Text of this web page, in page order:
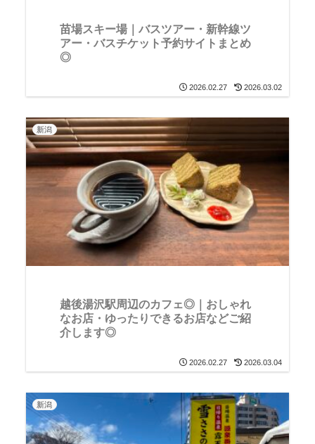
苗場スキー場｜バスツアー・新幹線ツ
アー・バスチケット予約サイトまとめ
◎
2026.02.27 2026.03.02
新潟
越後湯沢駅周辺のカフェ◎｜おしゃれ
なお店・ゆったりできるお店などご紹
介します◎
2026.02.27 2026.03.04
新潟